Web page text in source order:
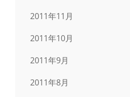
2011年11月
2011年10月
2011年9月
2011年8月